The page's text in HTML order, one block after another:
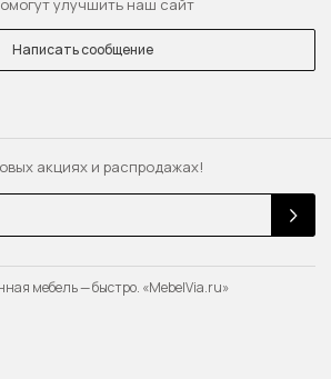
акциях и распродажах!
улучшить наш сайт
Написать сообщение
мебель — быстро. «MebelVia.ru»